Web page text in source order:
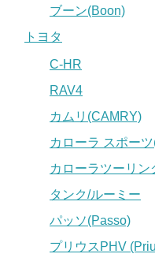
ブーン(Boon)
トヨタ
C-HR
RAV4
カムリ(CAMRY)
カローラ スポー
カローラツーリ
タンク/ルーミー
パッソ(Passo)
プリウスPHV